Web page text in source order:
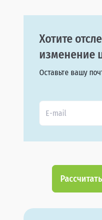
Хотите
изменение
Оставьте вашу